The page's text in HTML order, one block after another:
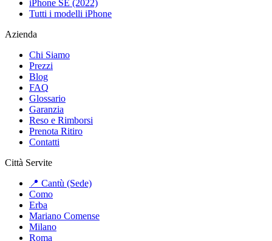
iPhone SE (2022)
Tutti i modelli iPhone
Azienda
Chi Siamo
Prezzi
Blog
FAQ
Glossario
Garanzia
Reso e Rimborsi
Prenota Ritiro
Contatti
Città Servite
📍 Cantù (Sede)
Como
Erba
Mariano Comense
Milano
Roma